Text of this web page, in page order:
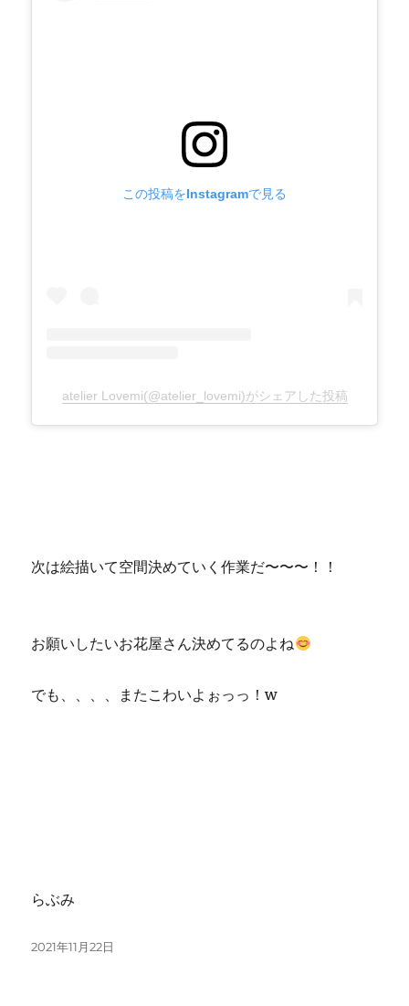
この投稿をInstagramで見る
atelier Lovemi(@atelier_lovemi)がシェアした投稿
次は絵描いて空間決めていく作業だ〜〜〜！！
お願いしたいお花屋さん決めてるのよね
でも、、、、またこわいよぉっっ！w
らぶみ
投
2021年11月22日